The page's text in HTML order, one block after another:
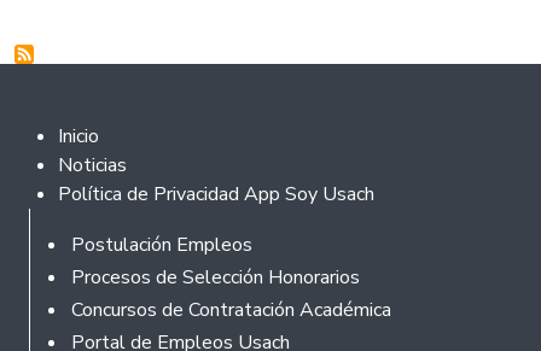
Footer 2
Inicio
Noticias
Política de Privacidad App Soy Usach
Rodapé
Postulación Empleos
Procesos de Selección Honorarios
Concursos de Contratación Académica
Portal de Empleos Usach